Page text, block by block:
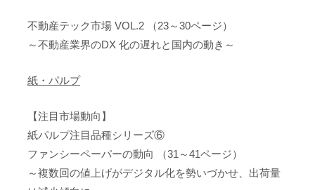
不動産テック市場 VOL.2 （23～30ページ）
～不動産業界のDX 化の遅れと国内の動き～
紙・パルプ
【注目市場動向】
紙パルプ注目品種シリーズ⑥
ファンシーペーパーの動向 （31～41ページ）
～複数回の値上げがデジタル化を勢いづかせ、出荷量